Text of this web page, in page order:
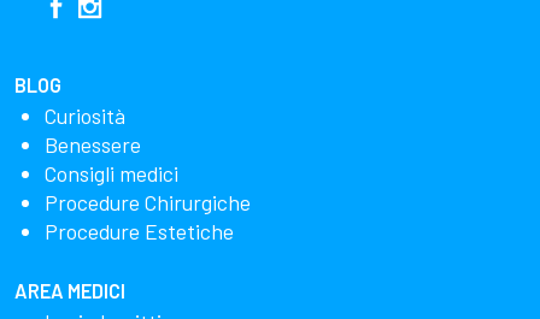
BLOG
Curiosità
Benessere
Consigli medici
Procedure Chirurgiche
Procedure Estetiche
AREA MEDICI